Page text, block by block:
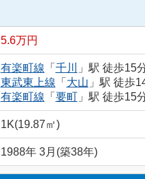
5.6万円
有楽町線 「 千川
」駅 徒歩15
東武東上線 「 大山 」駅 徒歩
有楽町線 「 要町」駅 徒歩15
1K(19.87㎡)
1988年 3月(築38年)